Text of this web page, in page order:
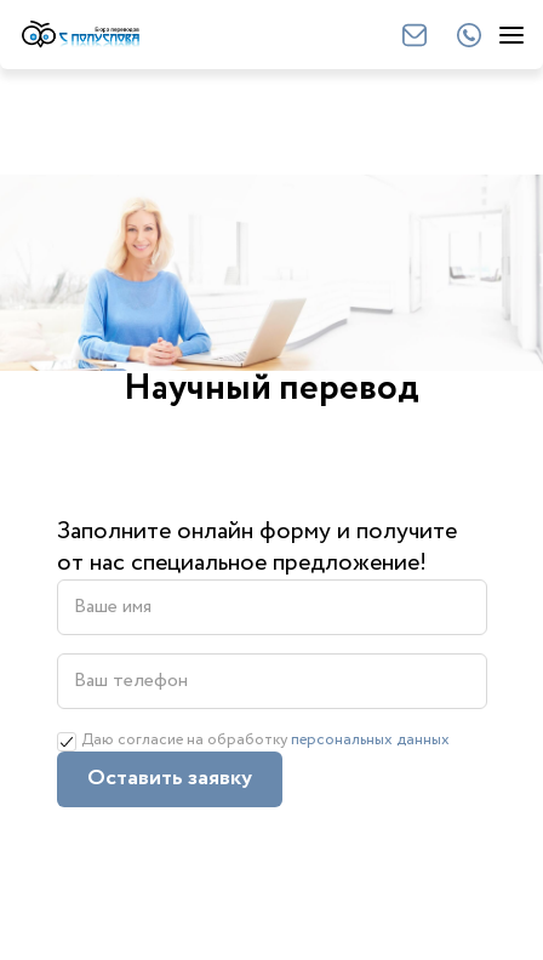
Научный перевод
Заполните онлайн форму и получите
от нас специальное предложение!
Даю согласие на обработку персональных данных
Оставить заявку